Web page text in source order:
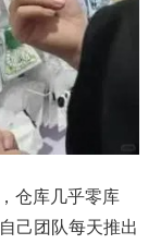
仓库几乎零库
己团队每天推出